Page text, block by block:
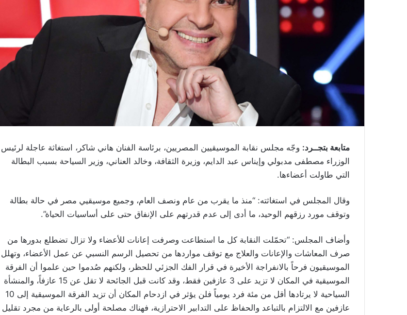
متابعة بتجــرد: وجّه مجلس نقابة الموسيقيين المصريين، برئاسة الفنان هاني شاكر، استغاثة عاجلة لرئيس
الوزراء مصطفى مدبولي وإيناس عبد الدايم، وزيرة الثقافة، وخالد العناني، وزير السياحة بسبب البطالة
التي طاولت أعضاءها.
وقال المجلس في استغاثته: “منذ ما يقرب من عام ونصف العام، وجميع موسيقيي مصر في حالة بطالة
وتوقف مورد رزقهم الوحيد، ما أدى إلى عدم قدرتهم على الإنفاق حتى على أساسيات الحياة”.
وأضاف المجلس: “تحمّلت النقابة كل ما استطاعت وصرفت إعانات للأعضاء ولا تزال تضطلع بدورها من
صرف المعاشات والإعانات والعلاج مع توقف مواردها من تحصيل الرسم النسبي عن عمل الأعضاء، وتهلل
الموسيقيون فرحاً بالانفراجة الأخيرة في قرار الفك الجزئي للحظر، ولكنهم صُدموا حين علموا أن الفرقة
الموسيقية في المكان لا تزيد على 3 عازفين فقط، وقد كانت قبل الجائحة لا تقل عن 15 عازفاً، والمنشأة
السياحية لا يرتادها أقل من مئة فرد يومياً فلن يؤثر في ازدحام المكان أن تزيد الفرقة الموسيقية إلى 10
عازفين مع الالتزام بالتباعد والحفاظ على التدابير الاحترازية، فهناك مصلحة أولى بالرعاية من مجرد تقليل